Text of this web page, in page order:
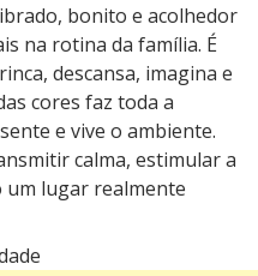
bonito e acolhedor
na rotina da família. É
descansa, imagina e
cores faz toda a
e vive o ambiente.
calma, estimular a
lugar realmente